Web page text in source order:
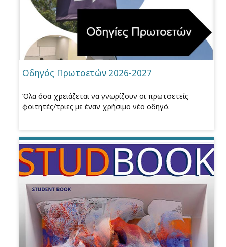
Οδηγός Πρωτοετών 2026-2027
Όλα όσα χρειάζεται να γνωρίζουν οι πρωτοετείς
φοιτητές/τριες με έναν χρήσιμο νέο οδηγό.